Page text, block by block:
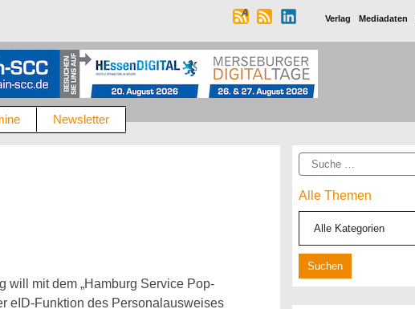
Verlag Mediadaten
Newsletter
will mit dem „Hamburg Service Pop-
eID-Funktion des Personalausweises
Suche
Alle Themen